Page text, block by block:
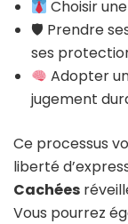
Choisir
🛡 Prendre
ses
Adopter
jugement
Ce processus
liberté
Cachées
Vous pourrez